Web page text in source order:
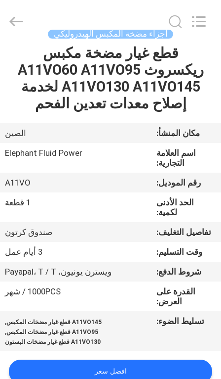
بيت
منتجات
معلومات
جولة
مراقبة
اتصل
حالات
Co.,Ltd.
أجزاء مضخة المكبس الهيدروليكي
قطع غيار مضخة مكبس
ريكسروث A11VO60 A11VO95
A11VO130 A11VO145 لخدمة
إصلاح معدات تعدين الفحم
مكان المنشأ:
الصين
اسم العلامة
التجارية:
Elephant Fluid Power
رقم الموديل:
A11VO
الحد الأدنى
لكمية:
1 قطعة
تفاصيل التغليف:
صندوق كرتون
وقت التسليم:
3 أيام عمل
شروط الدفع:
ويسترن يونيون، Payapal، T / T
القدرة على
العرض:
1000PCS / شهر
تسليط الضوء: A11VO145 قطع غيار مضخات المكبس ,
A11VO95 قطع غيار مضخات المكبس ,
A11VO130 قطع غيار مضخات البستون
افضل سعر